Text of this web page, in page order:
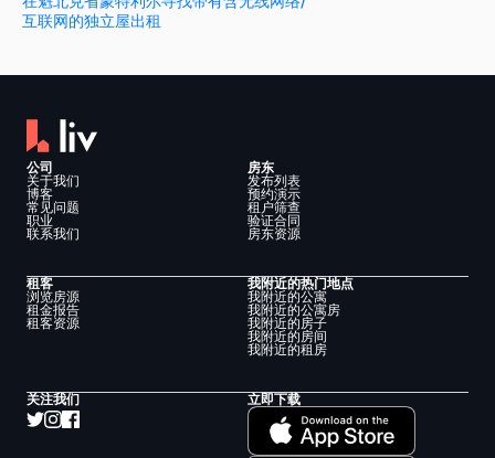
互联网的独立屋出租
公司
关于我们
博客
常见问题
职业
联系我们
房东
发布列表
预约演示
租户筛查
验证合同
房东资源
租客
浏览房源
租金报告
租客资源
我附近的热门地点
我附近的公寓
我附近的公寓房
我附近的房子
我附近的房间
我附近的租房
关注我们 立即下载